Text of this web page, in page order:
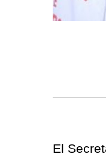
El